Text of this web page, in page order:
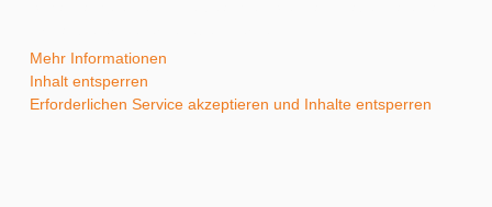
Mehr Informationen
Inhalt entsperren
Erforderlichen Service akzeptieren und Inhalte entsperren